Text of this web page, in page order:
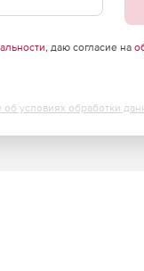
, даю согласие на
условиях обработки